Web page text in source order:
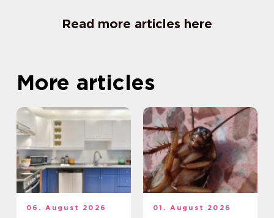
Read more articles here
More articles
06. August 2026 01. August 2026